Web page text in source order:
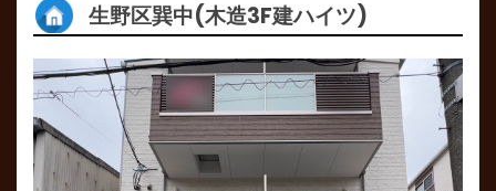
生野区巽中(木造3F建ハイツ)